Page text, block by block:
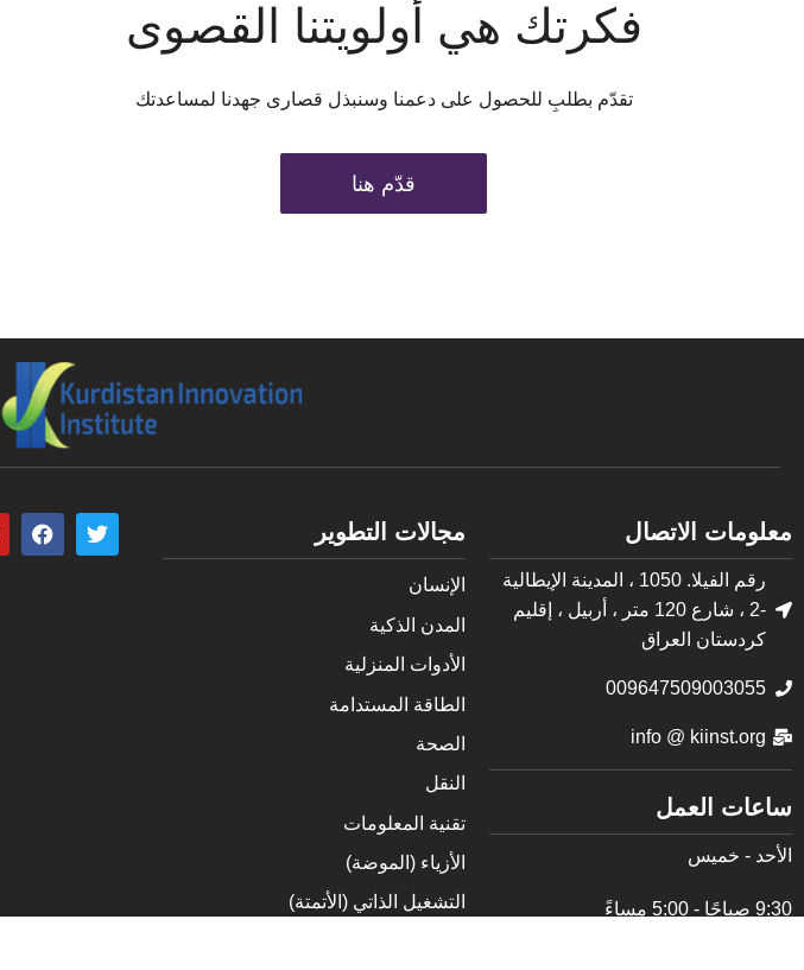
فكرتك هي أولويتنا القصوى
تقدّم بطلبِ للحصول على دعمنا وسنبذل قصارى جهدنا لمساعدتك
قدّم هنا
معلومات الاتصال
رقم الفيلا. 1050 ، المدينة الإيطالية
-2 ، شارع 120 متر ، أربيل ، إقليم
كردستان العراق
009647509003055
info @ kiinst.org
ساعات العمل
الأحد - خميس
9:30 صباحًا - 5:00 مساءً
مجالات التطوير
الإنسان
المدن الذكية
الأدوات المنزلية
الطاقة المستدامة
الصحة
النقل
تقنية المعلومات
الأزياء (الموضة)
التشغيل الذاتي (الأتمتة)